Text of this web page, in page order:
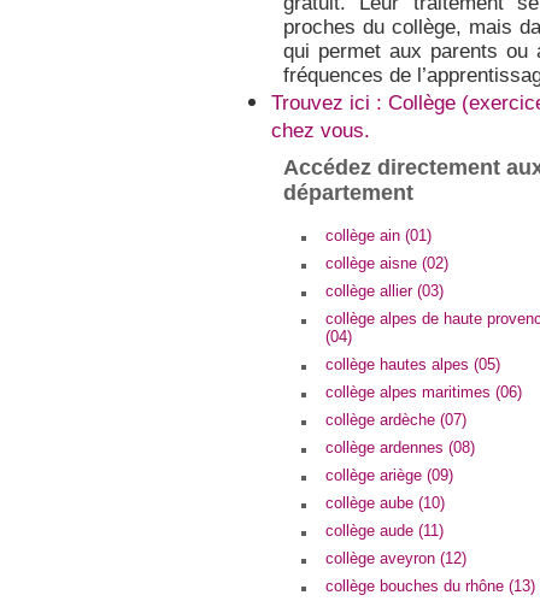
proches du collège, mais
qui permet aux parents ou
fréquences de
Trouvez ici : Collège
chez vous.
Accédez directement
département
collège ain (01)
collège aisne (02)
collège allier (03)
collège alpes de haute
(04)
collège hautes alpes (05)
collège alpes maritimes (06)
collège ardèche (07)
collège ardennes (08)
collège ariège (09)
collège aube (10)
collège aude (11)
collège aveyron (12)
collège bouches du rhône (13)